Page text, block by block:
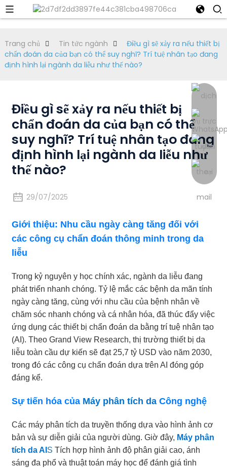
Trang chủ Tin tức ngành
Điều gì sẽ xảy ra nếu thiết bị
chẩn đoán da của bạn có thể suy nghĩ? Trí tuệ nhân tạo đang
định hình lại ngành da liễu như thế nào?
Điều gì sẽ xảy ra nếu thiết bị
chẩn đoán da của bạn có thể
suy nghĩ? Trí tuệ nhân tạo đang
định hình lại ngành da liễu như
thế nào?
29/07/2025
Giới thiệu: Nhu cầu ngày càng tăng đối với
các công cụ chẩn đoán thông minh trong da
liễu
Trong kỷ nguyên y học chính xác, ngành da liễu đang
phát triển nhanh chóng. Tỷ lệ mắc các bệnh da mãn tính
ngày càng tăng, cùng với nhu cầu của bệnh nhân về
chăm sóc nhanh chóng và cá nhân hóa, đã thúc đẩy việc
ứng dụng các thiết bị chẩn đoán da bằng trí tuệ nhân tạo
(AI). Theo Grand View Research, thị trường thiết bị da
liễu toàn cầu dự kiến ​​sẽ đạt 25,7 tỷ USD vào năm 2030,
trong đó các công cụ chẩn đoán dựa trên AI đóng góp
đáng kể.
Sự tiến hóa của Máy phân tích daCông nghệ
Các máy phân tích da truyền thống dựa vào hình ảnh cơ
bản và sự diễn giải của người dùng. Giờ đây, Máy phân
tích da AI S Tích hợp hình ảnh độ phân giải cao, ánh
sáng đa phổ và thuật toán máy học để đánh giá tình